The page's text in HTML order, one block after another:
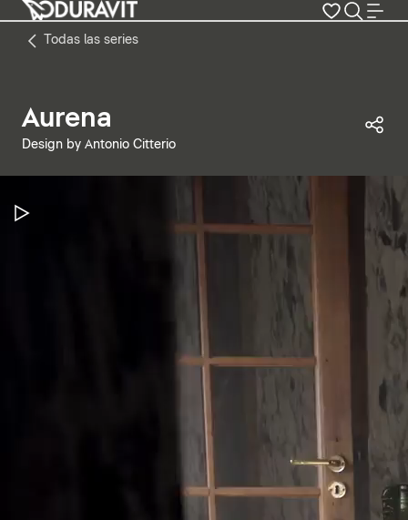
Todas las series
Aurena
Design by Antonio Citterio
Pausar vídeo